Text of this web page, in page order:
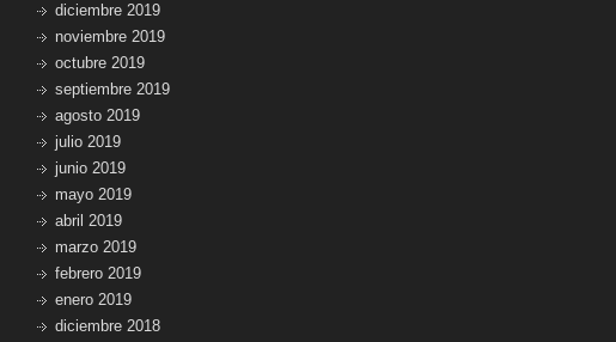
diciembre 2019
noviembre 2019
octubre 2019
septiembre 2019
agosto 2019
julio 2019
junio 2019
mayo 2019
abril 2019
marzo 2019
febrero 2019
enero 2019
diciembre 2018